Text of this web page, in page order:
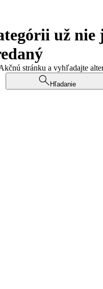
už
stránku a vyhľadajte
Hľadanie